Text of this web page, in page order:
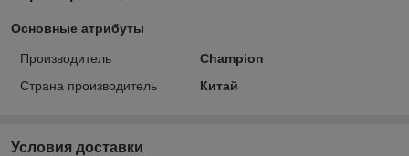
Основные атрибуты
Производитель
Champion
Страна производитель
Китай
Условия доставки